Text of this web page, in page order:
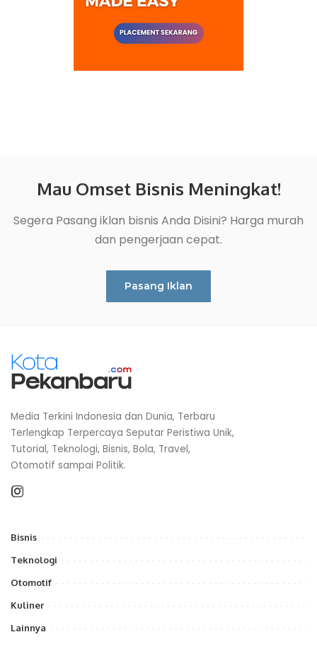
Mau Omset Bisnis Meningkat!
Segera Pasang iklan bisnis Anda Disini? Harga murah
dan pengerjaan cepat.
Pasang Iklan
Media Terkini Indonesia dan Dunia, Terbaru
Terlengkap Terpercaya Seputar Peristiwa Unik,
Tutorial, Teknologi, Bisnis, Bola, Travel,
Otomotif sampai Politik.
Bisnis
Teknologi
Otomotif
Kuliner
Lainnya